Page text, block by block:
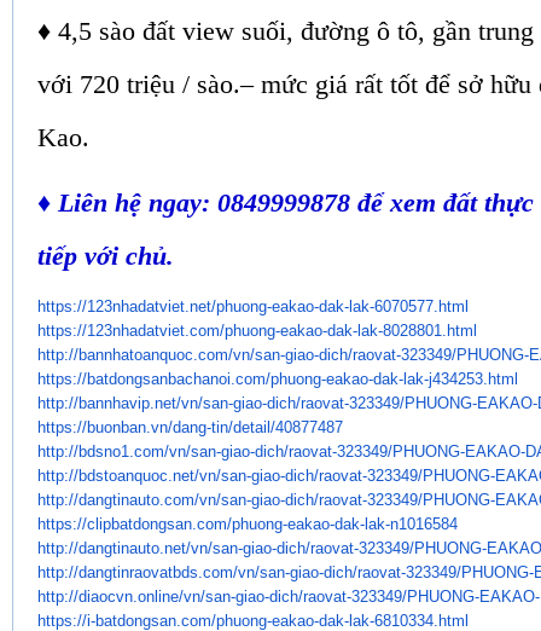
♦ 4,5 sào đất view suối, đường ô tô, gần
với 720 triệu / sào.– mức giá rất tốt để sở hữu
Kao.
♦ Liên hệ ngay: 0849999878 để xem đất
tiếp với chủ.
https://123nhadatviet.net/phuong-eakao-dak-lak-6070577. html
https://123nhadatviet.com/phuong-eakao-dak-lak-8028801. html
http://bannhatoanquoc.com/vn/san-giao-dich/raovat-323349/PHUONG-
https://batdongsanbachanoi. com/phuong-eakao-dak-lak-j434253.html
http://bannhavip.net/vn/san-giao-dich/raovat-323349/PHUONG-
https://buonban.vn/dang-tin/detail/40877487
http://bdsno1.com/vn/san-giao-dich/raovat-323349/PHUONG-EAKAO-
http://bdstoanquoc.net/vn/san-giao-dich/raovat-323349/PHUONG-
http://dangtinauto.com/vn/san-giao-dich/raovat-323349/PHUONG-
https://clipbatdongsan.com/phuong-eakao-dak-lak-n1016584
http://dangtinauto.net/vn/san-giao-dich/raovat-323349/PHUONG-
http://dangtinraovatbds.com/vn/san-giao-dich/raovat-323349/
http://diaocvn.online/vn/san-giao-dich/raovat-323349/PHUONG-
https://i-batdongsan.com/phuong-eakao-dak-lak-6810334. html